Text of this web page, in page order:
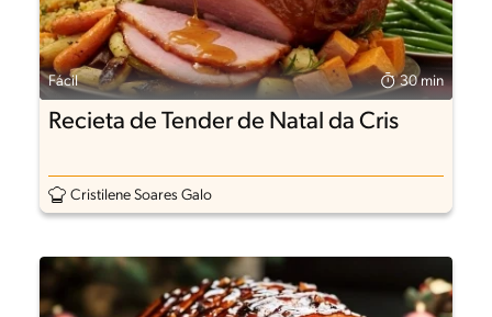
Fácil 30 min
Recieta de Tender de Natal da Cris
Cristilene Soares Galo